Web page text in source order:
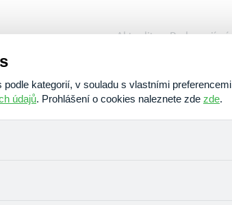
Aktuality Podporují
kategorií, v souladu s vlastními
údajů. Prohlášení o cookies naleznete zde zde.
košíku, ovládání filtrů a také nastavení